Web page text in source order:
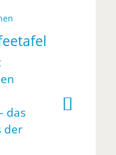
das
der